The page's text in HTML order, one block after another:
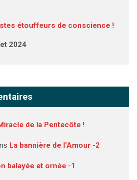
étouffeurs de conscience !
2024
de la Pentecôte !
La bannière de l’Amour -2
balayée et ornée -1